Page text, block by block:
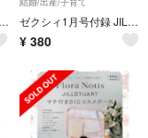
ゼクシィ付録 ジルスチュアート 2WAY リバーシブル トートバッグ ゼクシィ1月号付録 JILLSTUART マチ付BIGコスメポーチ
¥ 380